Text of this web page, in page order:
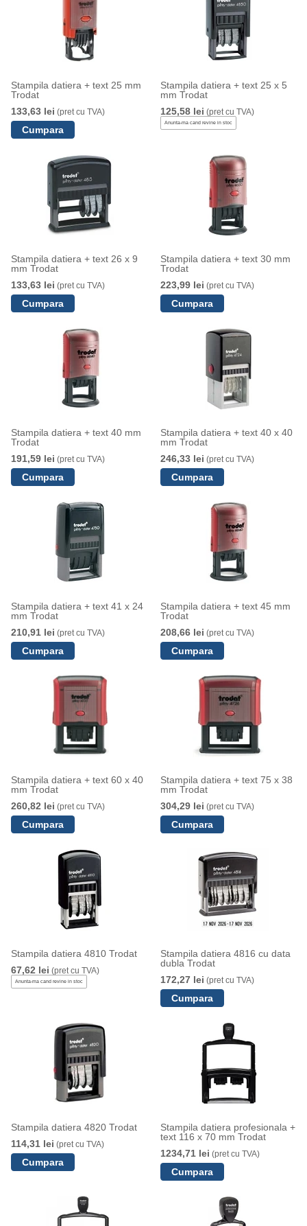
Stampila datiera + text 25 mm
Trodat
133,63 lei (pret cu TVA)
Stampila datiera + text 25 x 5
mm Trodat
125,58 lei (pret cu TVA)
Anunta-ma cand revine in stoc
Stampila datiera + text 26 x 9
mm Trodat
133,63 lei (pret cu TVA)
Stampila datiera + text 30 mm
Trodat
223,99 lei (pret cu TVA)
Stampila datiera + text 40 mm
Trodat
191,59 lei (pret cu TVA)
Stampila datiera + text 40 x 40
mm Trodat
246,33 lei (pret cu TVA)
Stampila datiera + text 41 x 24
mm Trodat
210,91 lei (pret cu TVA)
Stampila datiera + text 45 mm
Trodat
208,66 lei (pret cu TVA)
Stampila datiera + text 60 x 40
mm Trodat
260,82 lei (pret cu TVA)
Stampila datiera + text 75 x 38
mm Trodat
304,29 lei (pret cu TVA)
Stampila datiera 4810 Trodat
67,62 lei (pret cu TVA)
Anunta-ma cand revine in stoc
Stampila datiera 4816 cu data
dubla Trodat
172,27 lei (pret cu TVA)
Stampila datiera 4820 Trodat
114,31 lei (pret cu TVA)
Stampila datiera profesionala +
text 116 x 70 mm Trodat
1234,71 lei (pret cu TVA)